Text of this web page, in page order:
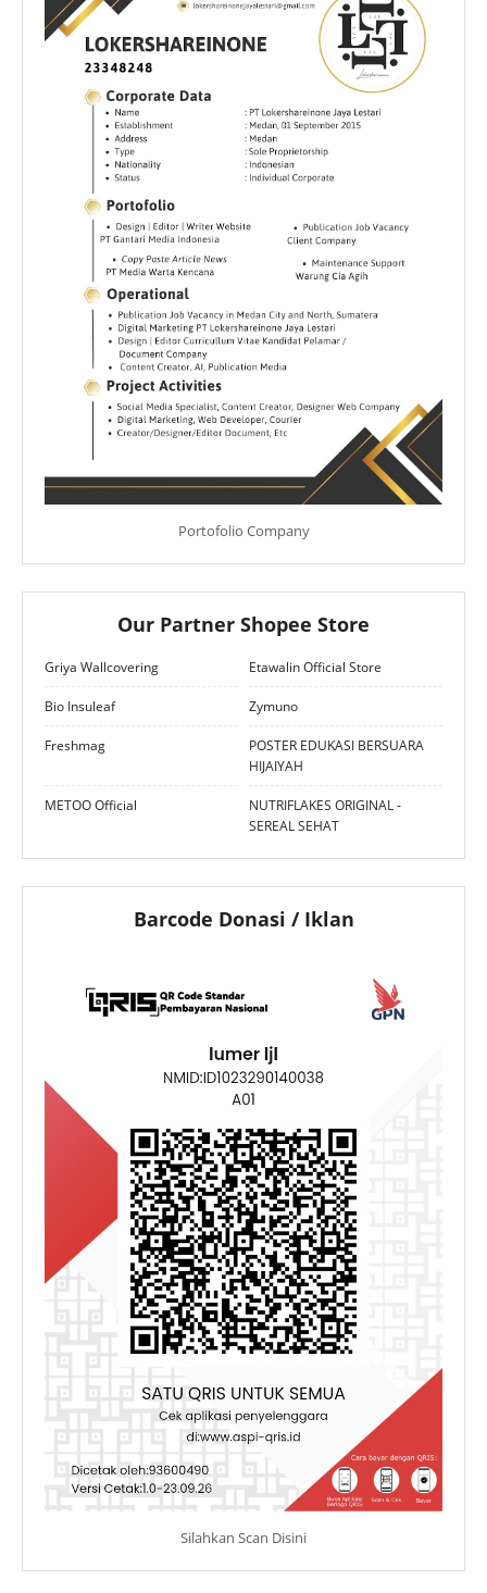
Portofolio Company
Our Partner Shopee Store
Griya Wallcovering Etawalin Official Store
Bio Insuleaf Zymuno
Freshmag
POSTER EDUKASI BERSUARA
HIJAIYAH
METOO Official
NUTRIFLAKES ORIGINAL -
SEREAL SEHAT
Barcode Donasi / Iklan
Silahkan Scan Disini